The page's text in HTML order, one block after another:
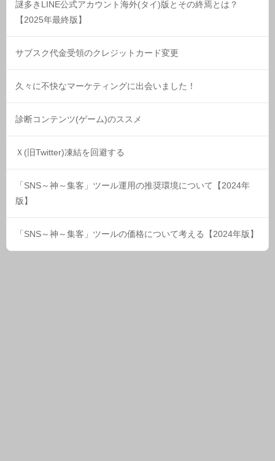
謎多きLINE公式アカウント海外(タイ)版とその終焉とは？
【2025年最終版】
サブスク代金受領のクレジットカード変更
久々に不快なマーケティングに出会いました！
診断コンテンツ(ゲーム)のススメ
Ｘ(旧Twitter)凍結を回避する
「SNS～神～集客」ツール運用の推奨環境について【2024年
版】
「SNS～神～集客」ツールの価格について考える【2024年版】